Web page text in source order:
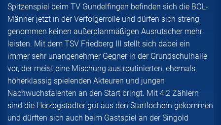
Spitzenspiel beim TV Gundelfingen befinden sich die BOL-
Männer jetzt in der Verfolgerrolle und dürfen sich streng
genommen keinen außerplanmäßigen Ausrutscher mehr
leisten. Mit dem TSV Friedberg III stellt sich dabei ein
immer sehr unangenehmer Gegner in der Grundschulhalle
vor, der meist eine Mischung aus routinierten, ehemals
höherklassig spielenden Akteuren und jungen
Nachwuchstalenten an den Start bringt. Mit 4:2 Zählern
sind die Herzogstädter gut aus den Startlöchern gekommen
und dürften sich auch beim Gastspiel an der Singold